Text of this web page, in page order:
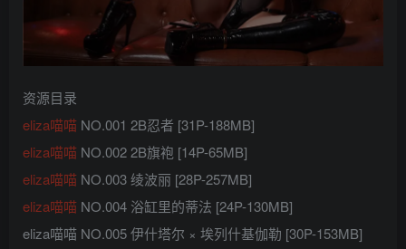
资源目录
eliza喵喵 NO.001 2B忍者 [31P-188MB]
eliza喵喵 NO.002 2B旗袍 [14P-65MB]
eliza喵喵 NO.003 绫波丽 [28P-257MB]
eliza喵喵 NO.004 浴缸里的蒂法 [24P-130MB]
eliza喵喵 NO.005 伊什塔尔 × 埃列什基伽勒 [30P-153MB]